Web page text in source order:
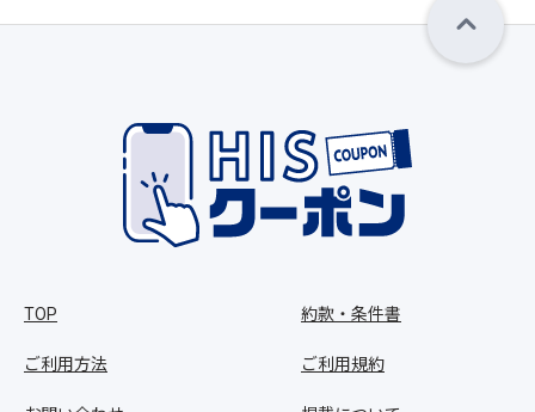
TOP
ご利用方法
約款・条件書
ご利用規約